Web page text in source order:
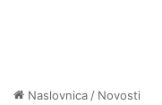
Naslovnica / Novosti